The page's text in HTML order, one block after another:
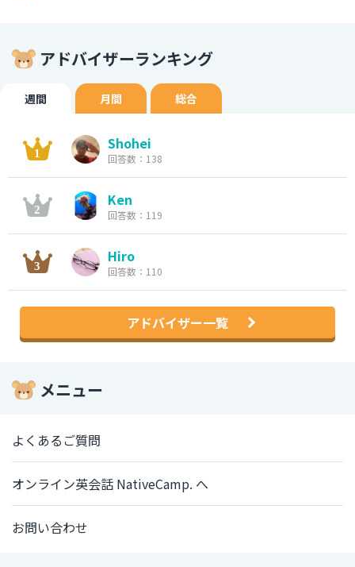
アドバイザーランキング
週間 月間 総合
Shohei
回答数：138
Ken
回答数：119
Hiro
回答数：110
アドバイザー一覧
メニュー
よくあるご質問
オンライン英会話 NativeCamp. へ
お問い合わせ